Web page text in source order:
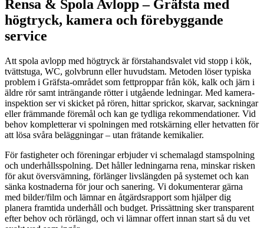
Rensa & Spola Avlopp – Gräfsta med
högtryck, kamera och förebyggande
service
Att spola avlopp med högtryck är förstahandsvalet vid stopp i kök,
tvättstuga, WC, golvbrunn eller huvudstam. Metoden löser typiska
problem i Gräfsta-området som fettproppar från kök, kalk och järn i
äldre rör samt inträngande rötter i utgående ledningar. Med kamera-
inspektion ser vi skicket på rören, hittar sprickor, skarvar, sackningar
eller främmande föremål och kan ge tydliga rekommendationer. Vid
behov kompletterar vi spolningen med rotskärning eller hetvatten för
att lösa svåra beläggningar – utan frätande kemikalier.
För fastigheter och föreningar erbjuder vi schemalagd stamspolning
och underhållsspolning. Det håller ledningarna rena, minskar risken
för akut översvämning, förlänger livslängden på systemet och kan
sänka kostnaderna för jour och sanering. Vi dokumenterar gärna
med bilder/film och lämnar en åtgärdsrapport som hjälper dig
planera framtida underhåll och budget. Prissättning sker transparent
efter behov och rörlängd, och vi lämnar offert innan start så du vet